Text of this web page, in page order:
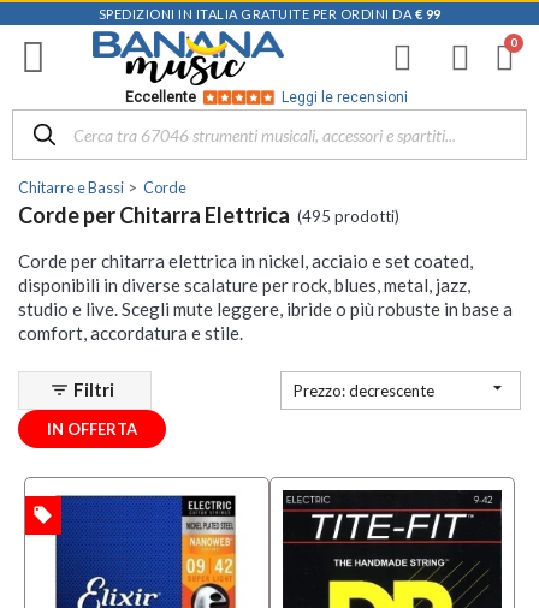
SPEDIZIONI IN ITALIA GRATUITE PER ORDINI DA € 99
Eccellente Leggi le recensioni
Chitarre e Bassi Corde
Corde per Chitarra Elettrica (495 prodotti)
Corde per chitarra elettrica in nickel, acciaio e set coated,
disponibili in diverse scalature per rock, blues, metal, jazz,
studio e live. Scegli mute leggere, ibride o più robuste in base a
comfort, accordatura e stile.
Filtra
i
risultati
Disponibile
in
Negozio
Music |
Vicenza
(119)
Mezzanota
| Altavilla
Vicentina
(71)
Mezzanota
del Grappa
(39)
Mezzanota
| Valdagno
IN OFFERTA
filter_list Filtri Prezzo: decrescente 
local_offer